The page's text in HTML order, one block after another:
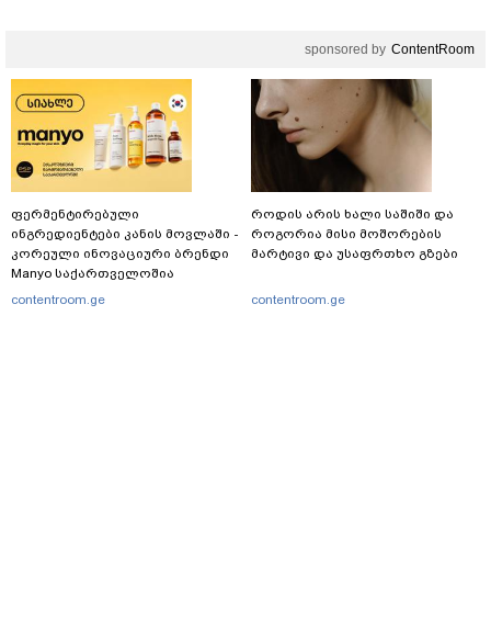
sponsored by ContentRoom
ფერმენტირებული
ინგრედიენტები კანის მოვლაში -
კორეული ინოვაციური ბრენდი
Manyo საქართველოშია
contentroom.ge
როდის არის ხალი საშიში და
როგორია მისი მოშორების
მარტივი და უსაფრთხო გზები
contentroom.ge